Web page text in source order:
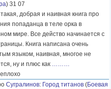
) 31 07
добрая и наивная книга про
попаданца в теле орка в
мире. Все действо начинается с
Книга написана очень
языком, наивная, многое не
ну и плюс как ………
Сугралинов: Город титанов (Боевая